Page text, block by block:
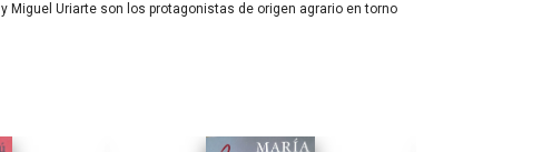
Miguel Uriarte son los protagonistas de origen agrario en torno